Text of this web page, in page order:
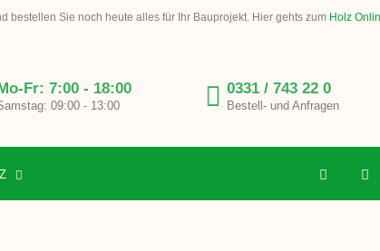
bestellen Sie noch heute alles für Ihr Bauprojekt. Hier gehts zum Holz
Mo-Fr: 7:00 - 18:00
09:00 - 13:00
0331 / 743 22 0
Bestell- und Anfragen